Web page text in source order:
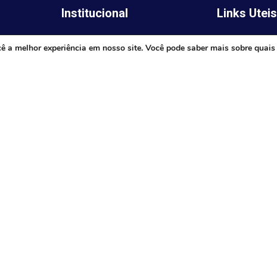
Institucional
Legislativo
Links Uteis
Prefeitura de
a melhor experiência em nosso site. Você pode saber mais sobre